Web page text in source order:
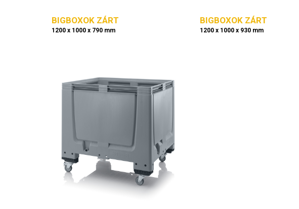
BIGBOXOK ZÁRT
1200 x 1000 x 790 mm
BIGBOXOK ZÁRT
1200 x 1000 x 930 mm